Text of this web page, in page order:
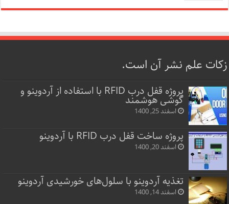
زکات علم نشر آن است.
پروژه قفل‌ درب RFID با استفاده از آردوینو و
گوشی هوشمند
اسفند 25, 1400
پروژه ساخت قفل‌ درب RFID با آردوینو
اسفند 20, 1400
تغذیه آردوینو با سلول‌های خورشیدی آردوینو
اسفند 14, 1400